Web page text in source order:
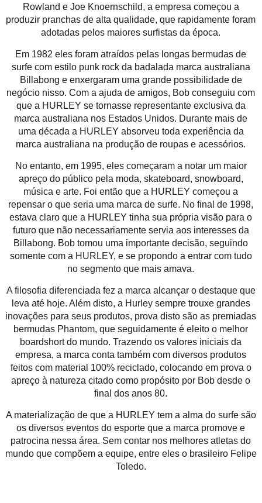
Rowland e Joe Knoernschild, a empresa começou a
produzir pranchas de alta qualidade, que rapidamente foram
adotadas pelos maiores surfistas da época.
Em 1982 eles foram atraídos pelas longas bermudas de
surfe com estilo punk rock da badalada marca australiana
Billabong e enxergaram uma grande possibilidade de
negócio nisso. Com a ajuda de amigos, Bob conseguiu com
que a HURLEY se tornasse representante exclusiva da
marca australiana nos Estados Unidos. Durante mais de
uma década a HURLEY absorveu toda experiência da
marca australiana na produção de roupas e acessórios.
No entanto, em 1995, eles começaram a notar um maior
apreço do público pela moda, skateboard, snowboard,
música e arte. Foi então que a HURLEY começou a
repensar o que seria uma marca de surfe. No final de 1998,
estava claro que a HURLEY tinha sua própria visão para o
futuro que não necessariamente servia aos interesses da
Billabong. Bob tomou uma importante decisão, seguindo
somente com a HURLEY, e se propondo a entrar com tudo
no segmento que mais amava.
A filosofia diferenciada fez a marca alcançar o destaque que
leva até hoje. Além disto, a Hurley sempre trouxe grandes
inovações para seus produtos, prova disto são as premiadas
bermudas Phantom, que seguidamente é eleito o melhor
boardshort do mundo. Trazendo os valores iniciais da
empresa, a marca conta também com diversos produtos
feitos com material 100% reciclado, colocando em prova o
apreço à natureza citado como propósito por Bob desde o
final dos anos 80.
A materialização de que a HURLEY tem a alma do surfe são
os diversos eventos do esporte que a marca promove e
patrocina nessa área. Sem contar nos melhores atletas do
mundo que compõem a equipe, entre eles o brasileiro Felipe
Toledo.